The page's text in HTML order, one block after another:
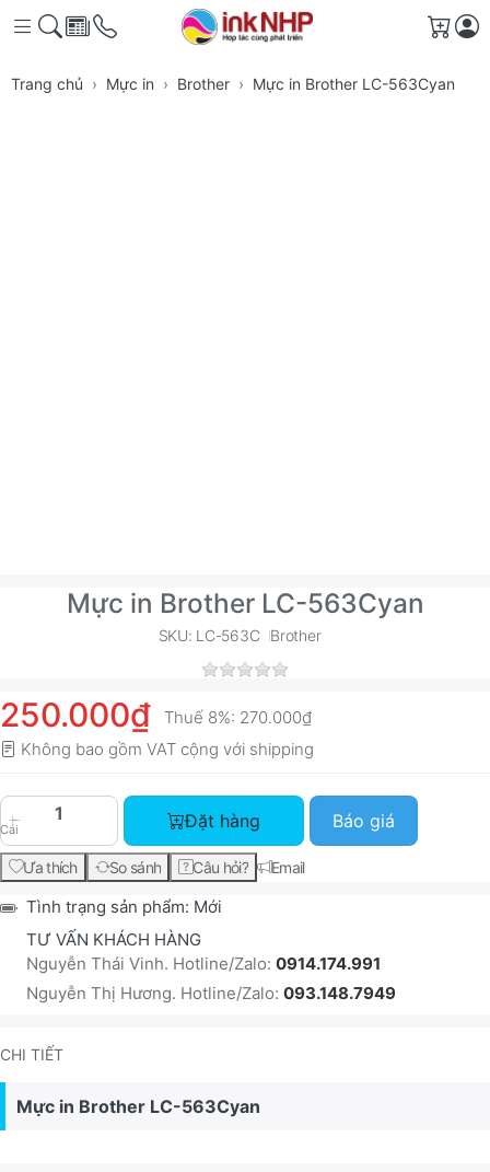
Giỏ
Trang chủ Mực in Brother Mực in Brother LC-563Cyan
Mực in Brother LC-563Cyan
SKU: LC-563C Brother
250.000₫ Thuế 8%: 270.000₫
Không bao gồm VAT cộng với shipping
Cái
Mực in Brother LC-563Cyan với giá 250.000₫,
Đặt hàng Báo giá
Ưa thích So sánh Câu hỏi? Email
Tình trạng sản phẩm: Mới
TƯ VẤN KHÁCH HÀNG
Nguyễn Thái Vinh. Hotline/Zalo: 0914.174.991
Nguyễn Thị Hương. Hotline/Zalo: 093.148.7949
CHI TIẾT
Mực in Brother LC-563Cyan